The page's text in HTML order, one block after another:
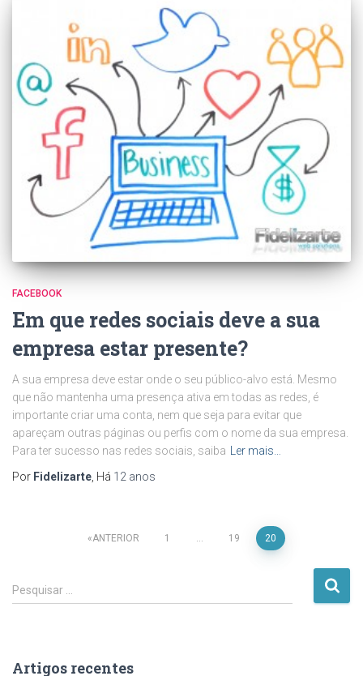
FACEBOOK
Em que redes sociais deve a sua
empresa estar presente?
A sua empresa deve estar onde o seu público-alvo está. Mesmo
que não mantenha uma presença ativa em todas as redes, é
importante criar uma conta, nem que seja para evitar que
apareçam outras páginas ou perfis com o nome da sua empresa.
Para ter sucesso nas redes sociais, saiba
Ler mais…
Por Fidelizarte , Há 12 anos
Paginação
dos
ANTERIOR 1 … 19 20
P
e
i
Pesquisar …
Artigos recentes